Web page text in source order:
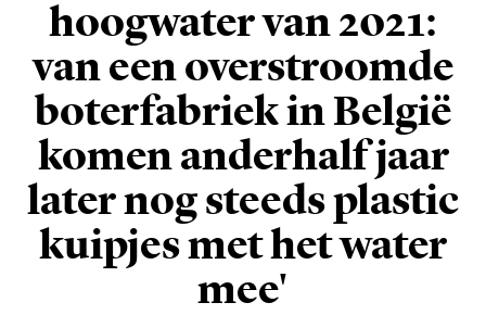
hoogwater van 2021:
van een overstroomde
boterfabriek in België
komen anderhalf jaar
later nog steeds plastic
kuipjes met het water
mee'